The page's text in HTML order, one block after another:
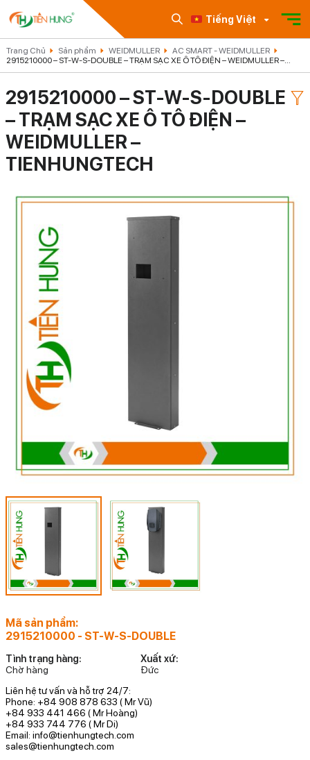
Tiếng Việt
Trang Chủ Sản phẩm WEIDMULLER
AC SMART - WEIDMULLER
2915210000 – ST-W-S-DOUBLE – TRẠM SẠC XE Ô TÔ ĐIỆN – WEIDMULLER –
TIENHUNGTECH
2915210000 – ST-W-S-DOUBLE
– TRẠM SẠC XE Ô TÔ ĐIỆN –
WEIDMULLER –
TIENHUNGTECH
Mã sản phẩm:
2915210000 - ST-W-S-DOUBLE
Tình trạng hàng:
Chờ hàng
Xuất xứ:
Đức
Liên hệ tư vấn và hỗ trợ 24/7:
Phone: +84 908 878 633 ( Mr Vũ)
+84 933 441 466 ( Mr Hoàng)
+84 933 744 776 ( Mr Di)
Email: info@tienhungtech.com
sales@tienhungtech.com